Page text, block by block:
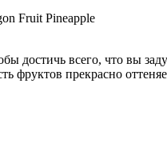
Fruit Pineapple
достичь всего, что вы
прекрасно